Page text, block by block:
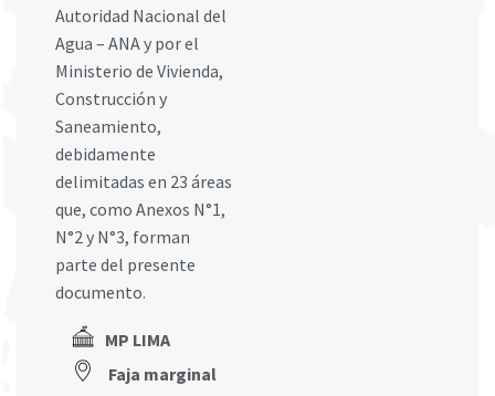
Autoridad Nacional del
Agua – ANA y por el
Ministerio de Vivienda,
Construcción y
Saneamiento,
debidamente
delimitadas en 23 áreas
que, como Anexos N°1,
N°2 y N°3, forman
parte del presente
documento.
MP LIMA
Faja marginal